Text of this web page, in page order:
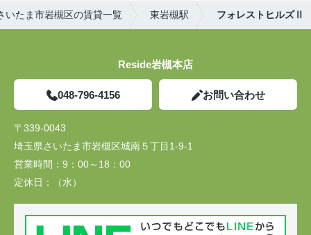
いたま市岩槻区の賃貸一覧 東岩槻駅 フォレストヒルズⅡ
Reside岩槻本店
048-796-4156 お問い合わせ
〒339-0043
埼玉県さいたま市岩槻区城南５丁目1-9-1
営業時間： 9：00～18：00
定休日：
（水）